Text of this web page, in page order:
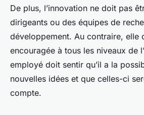
De plus, l’innovation ne doit pas
dirigeants ou des équipes de
développement. Au contraire, elle
encouragée à tous les niveaux de
employé doit sentir qu’il a la
nouvelles idées et que celles-ci
compte.